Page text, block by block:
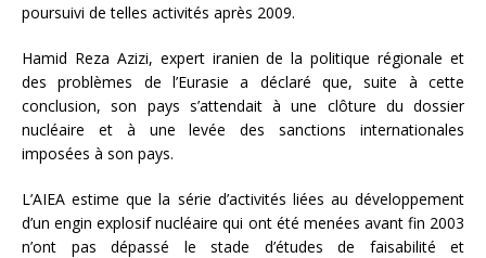
poursuivi de telles activités après 2009.
Hamid Reza Azizi, expert iranien de la politique régionale et
des problèmes de l’Eurasie a déclaré que, suite à cette
conclusion, son pays s’attendait à une clôture du dossier
nucléaire et à une levée des sanctions internationales
imposées à son pays.
L’AIEA estime que la série d’activités liées au développement
d’un engin explosif nucléaire qui ont été menées avant fin 2003
n’ont pas dépassé le stade d’études de faisabilité et